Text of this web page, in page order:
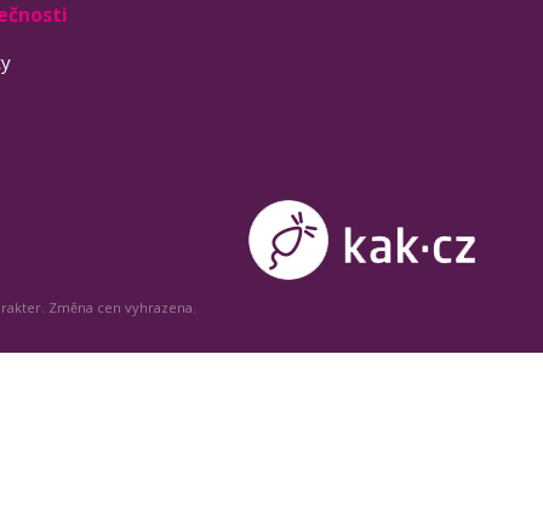
Změna cen vyhrazena.